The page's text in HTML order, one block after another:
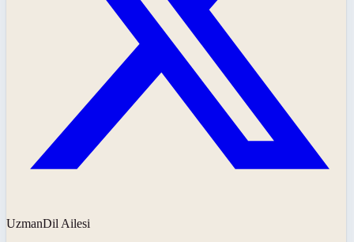
UzmanDil Ailesi